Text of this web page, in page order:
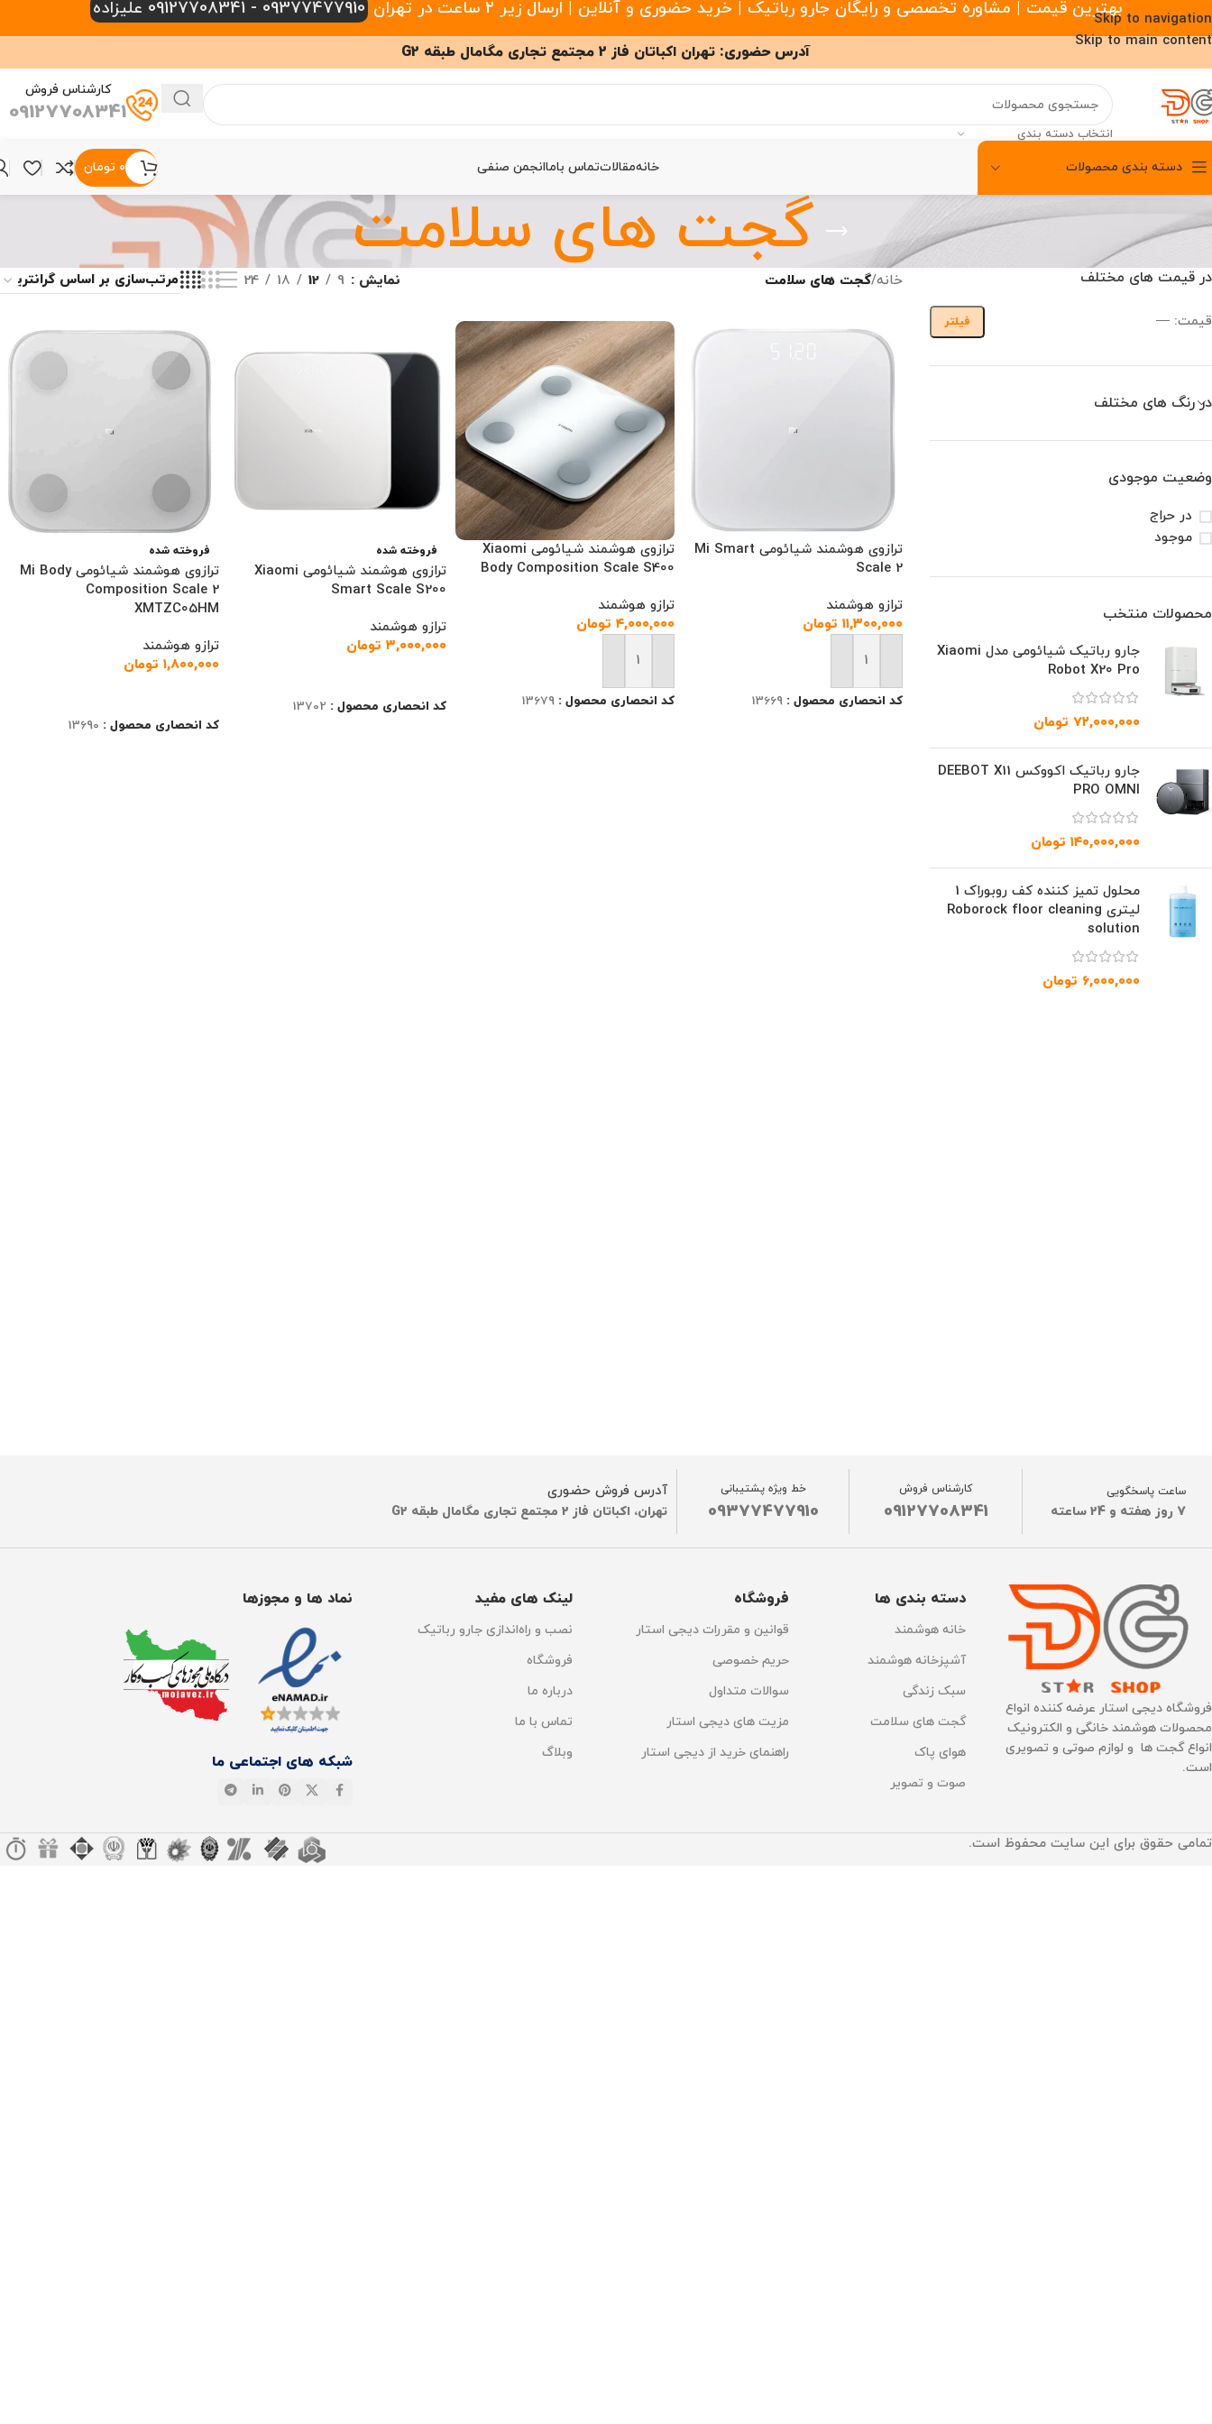
Skip to navigation
Skip to main content
بهترین قیمت | مشاوره تخصصی و رایگان جارو رباتیک | خرید حضوری و آنلاین | ارسال زیر 2 ساعت در تهران 09377477910 - 09127708341 علیزاده
آدرس حضوری: تهران اکباتان فاز 2 مجتمع تجاری مگامال طبقه G2
انتخاب دسته بندی
کارشناس فروش
09127708341
دسته بندی محصولات خانهمقالاتتماس باماانجمن صنفی ۰ تومان
گجت های سلامت
در قیمت های مختلف
فیلتر قیمت: —
در رنگ های مختلف
وضعیت موجودی
در حراج
موجود
محصولات منتخب
جارو رباتیک شیائومی مدل Xiaomi
Robot X20 Pro
۷۲,۰۰۰,۰۰۰ تومان
جارو رباتیک اکووکس DEEBOT X11
PRO OMNI
۱۴۰,۰۰۰,۰۰۰ تومان
محلول تمیز کننده کف روبوراک 1
لیتری Roborock floor cleaning
solution
۶,۰۰۰,۰۰۰ تومان
خانه/گجت های سلامت نمایش 9
12
18
24
ترازوی هوشمند شیائومی Mi Smart
Scale 2
ترازو هوشمند
۱۱,۳۰۰,۰۰۰ تومان
افزودن به سبد خرید
کد انحصاری محصول :13669
ترازوی هوشمند شیائومی Xiaomi
Body Composition Scale S400
ترازو هوشمند
۴,۰۰۰,۰۰۰ تومان
افزودن به سبد خرید
کد انحصاری محصول :13679
فروخته شده
ترازوی هوشمند شیائومی Xiaomi
Smart Scale S200
ترازو هوشمند
۳,۰۰۰,۰۰۰ تومان
کد انحصاری محصول : 13702
فروخته شده
ترازوی هوشمند شیائومی Mi Body
Composition Scale 2
XMTZC05HM
ترازو هوشمند
۱,۸۰۰,۰۰۰ تومان
کد انحصاری محصول : 13690
ساعت پاسخگویی
7 روز هفته و 24 ساعته
کارشناس فروش
09127708341
خط ویژه پشتیبانی
09377477910
آدرس فروش حضوری
تهران، اکباتان فاز 2 مجتمع تجاری مگامال طبقه G2
فروشگاه دیجی استار عرضه کننده انواع
محصولات هوشمند خانگی و الکترونیک
انواع گجت ها و لوازم صوتی و تصویری
است.
دسته بندی ها
خانه هوشمند
آشپزخانه هوشمند
سبک زندگی
گجت های سلامت
هوای پاک
صوت و تصویر
فروشگاه
قوانین و مقررات دیجی استار
حریم خصوصی
سوالات متداول
مزیت های دیجی استار
راهنمای خرید از دیجی استار
لینک های مفید
نصب و راه‌اندازی جارو رباتیک
فروشگاه
درباره ما
تماس با ما
وبلاگ
نماد ها و مجوزها
شبکه های اجتماعی ما
تمامی حقوق برای این سایت محفوظ است.